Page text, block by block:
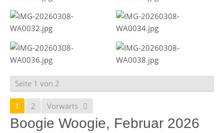
Seite 1 von 2
1 2 Vorwärts
Boogie Woogie, Februar 2026